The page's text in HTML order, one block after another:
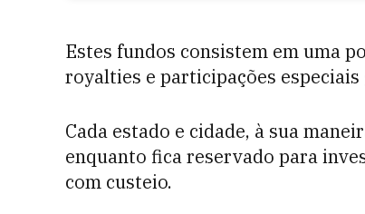
Estes fundos consistem em uma
royalties e participações
Cada estado e cidade, à sua
enquanto fica reservado para
com custeio.